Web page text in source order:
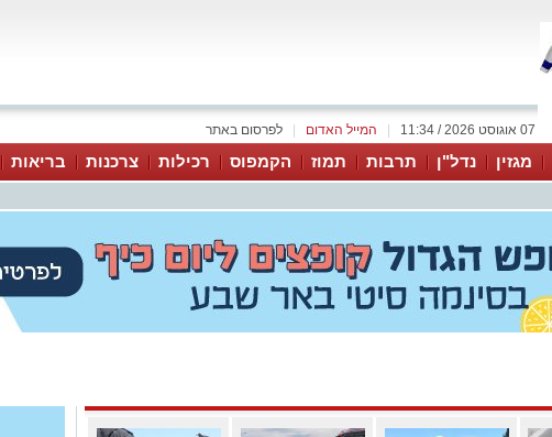
לפרסום באתר המייל האדום 07 אוגוסט 2026 / 11:34
מגזין נדל"ן תרבות תמוז הקמפוס רכילות צרכנות בריאות